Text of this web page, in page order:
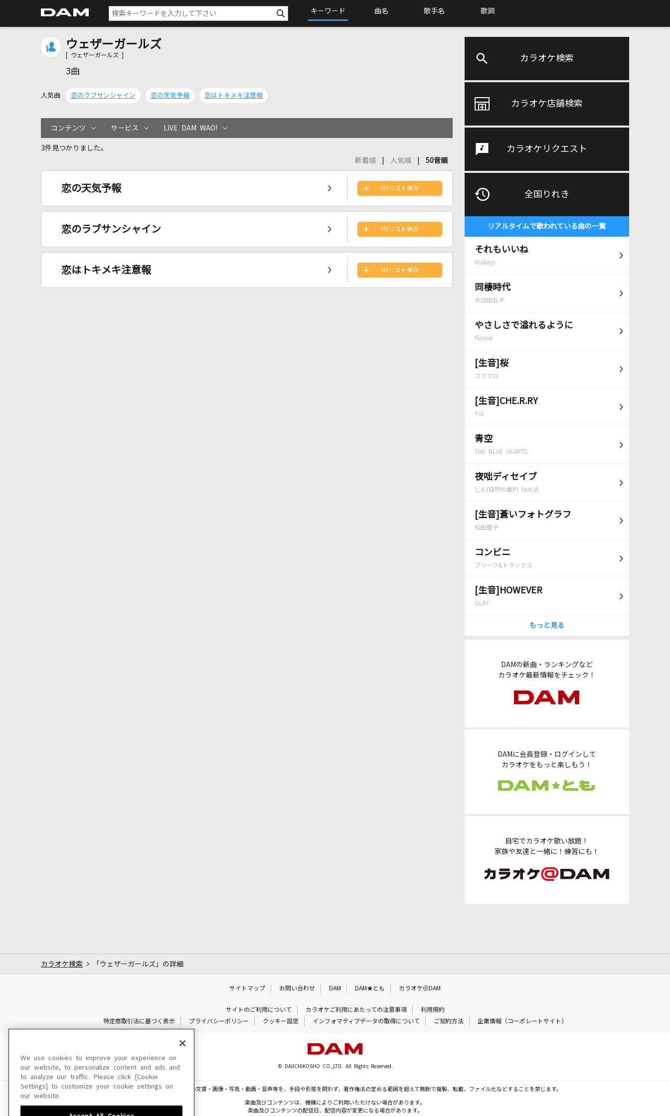
キーワード 曲名 歌手名 歌詞
カラオケ検索
カラオケ店舗検索
カラオケリクエスト
全国りれき
リアルタイムで歌われている曲の一覧
それもいいね
Wakeys
同棲時代
大信田礼子
やさしさで溢れるように
Flower
[生音]桜
コブクロ
[生音]CHE.R.RY
YUI
青空
THE BLUE HEARTS
夜咄ディセイブ
じん(自然の敵P) feat.IA
[生音]蒼いフォトグラフ
松田聖子
コンビニ
ブリーフ&トランクス
[生音]HOWEVER
GLAY
もっと見る
DAMの新曲・ランキングなど
カラオケ最新情報をチェック！
DAMに会員登録・ログインして
カラオケをもっと楽しもう！
自宅でカラオケ歌い放題！
家族や友達と一緒に！練習にも！
ウェザーガールズ
[ ウェザーガールズ ]
3曲
人気曲 恋のラブサンシャイン 恋の天気予報 恋はトキメキ注意報
コンテンツ サービス LIVE DAM WAO!
3件見つかりました。
新着順
人気順 50音順
恋の天気予報 MYリスト保存
恋のラブサンシャイン MYリスト保存
恋はトキメキ注意報 MYリスト保存
カラオケ検索 「ウェザーガールズ」の詳細
サイトマップ お問い合わせ DAM DAM★とも カラオケ＠DAM
サイトのご利用について カラオケご利用にあたっての注意事項
利用規約
特定商取引法に基づく表示
プライバシーポリシー クッキー設定 インフォマティブデータの取得について ご契約方法 企業情報（コーポレートサイト）
© DAIICHIKOSHO CO.,LTD. All Rights Reserved.
このサイトに掲載されている一切の文章・画像・写真・動画・音声等を、手段や形態を問わず、著作権法の定める範囲を超えて無断で複製、転載、ファイル化などすることを禁じます。
楽曲及びコンテンツは、機種によりご利用いただけない場合があります。
楽曲及びコンテンツの配信日、配信内容が変更になる場合があります。
We use cookies to improve your experience on
our website, to personalize content and ads and
to analyze our traffic. Please click [Cookie
Settings] to customize your cookie settings on
our website.